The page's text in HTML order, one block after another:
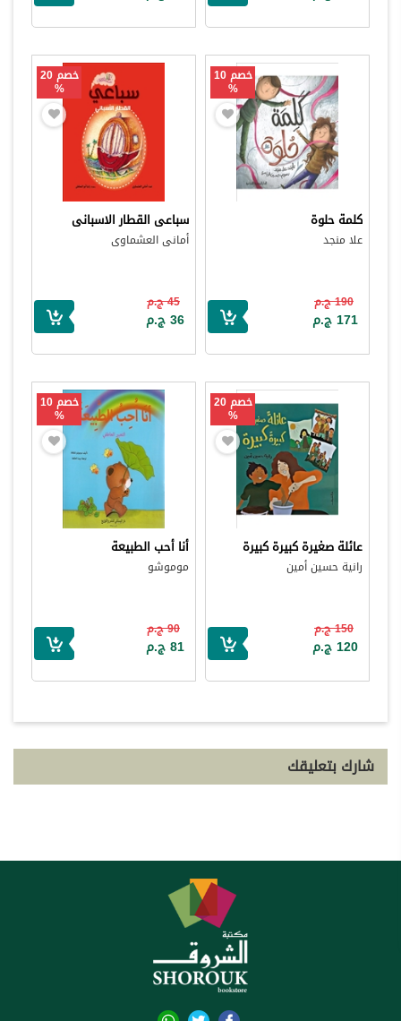
خصم 10
%
كلمة حلوة
علا منجد
190 ج.م
171 ج.م
خصم 20
%
سباعى القطار الاسبانى
أمانى العشماوى
45 ج.م
36 ج.م
خصم 20
%
عائلة صغيرة كبيرة كبيرة
رانية حسين أمين
150 ج.م
120 ج.م
خصم 10
%
أنا أحب الطبيعة
موموشو
90 ج.م
81 ج.م
شارك بتعليقك